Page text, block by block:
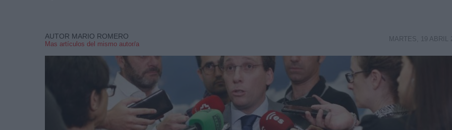
AUTOR MARIO ROMERO
Mas artículos del mismo autor/a
MARTES, 19 ABRIL